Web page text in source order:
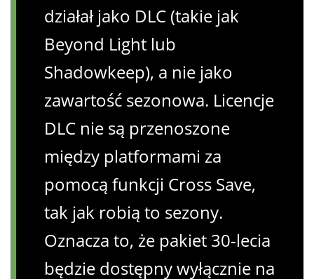
działał jako DLC (takie jak
Beyond Light lub
Shadowkeep), a nie jako
zawartość sezonowa. Licencje
DLC nie są przenoszone
między platformami za
pomocą funkcji Cross Save,
tak jak robią to sezony.
Oznacza to, że pakiet 30-lecia
będzie dostępny wyłącznie na